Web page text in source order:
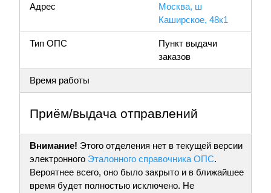
Адрес
Москва, ш
Каширское, 48к1
Тип ОПС
Пункт выдачи
заказов
Время работы
Приём/выдача отправлений
Внимание! Этого отделения нет в текущей версии
электронного Эталонного справочника ОПС.
Вероятнее всего, оно было закрыто и в ближайшее
время будет полностью исключено. Не